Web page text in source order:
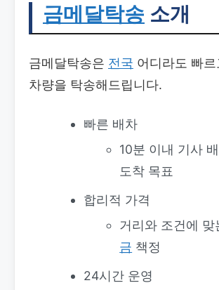
금메달탁송 소개
금메달탁송은 전국 어디라도 빠
차량을 탁송해드립니다.
빠른 배차
10분 이내 기사
도착 목표
합리적 가격
거리와 조건에 맞
금 책정
24시간 운영